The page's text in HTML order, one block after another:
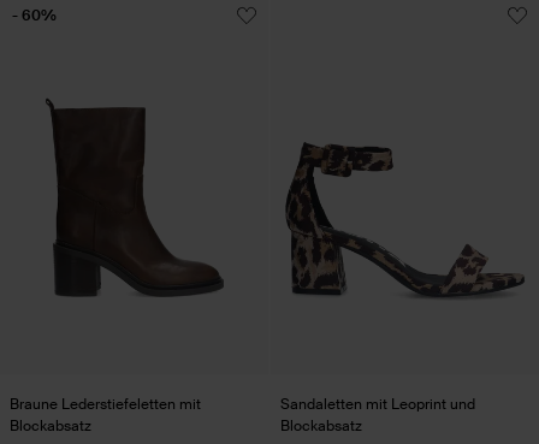
Braune Lederstiefeletten mit
Blockabsatz
- 60%
Sandaletten mit Leoprint und
Blockabsatz